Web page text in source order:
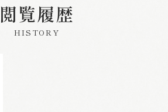
閲覧履歴
HISTORY